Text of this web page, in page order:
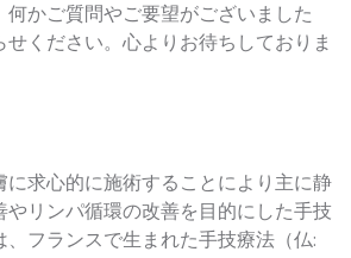
何かご質問やご要望がございました
せください。心よりお待ちしておりま
に求心的に施術することにより主に静
リンパ循環の改善を目的にした手技
フランスで生まれた手技療法（仏: